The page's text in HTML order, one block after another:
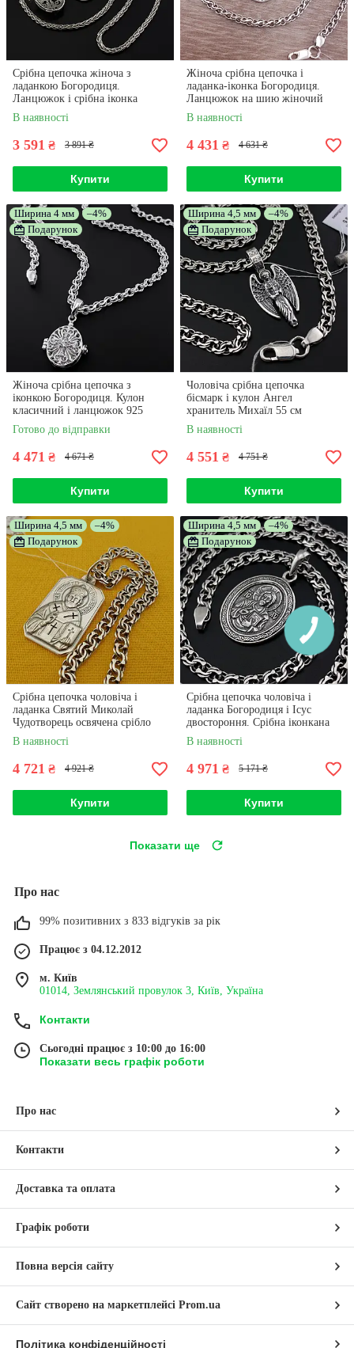
Срібна цепочка жіноча з
ладанкою Богородиця.
Ланцюжок і срібна іконка
жіноча відкривається. 45 см
В наявності
3 591 ₴ 3 891 ₴
Купити
Жіноча срібна цепочка і
ладанка-іконка Богородиця.
Ланцюжок на шию жіночий
Струмок 925 проби 50 см
В наявності
4 431 ₴ 4 631 ₴
Купити
Ширина 4 мм
–4%
Подарунок
Жіноча срібна цепочка з
іконкою Богородиця. Кулон
класичний і ланцюжок 925
проба 50 см
Готово до відправки
4 471 ₴ 4 671 ₴
Купити
Ширина 4,5 мм
–4%
Подарунок
Чоловіча срібна цепочка
бісмарк і кулон Ангел
хранитель Михаїл 55 см
В наявності
4 551 ₴ 4 751 ₴
Купити
Ширина 4,5 мм
–4%
Подарунок
Срібна цепочка чоловіча і
ладанка Святий Миколай
Чудотворець освячена срібло
925. Довжина 55 см
В наявності
4 721 ₴ 4 921 ₴
Купити
Ширина 4,5 мм
–4%
Подарунок
Срібна цепочка чоловіча і
ладанка Богородиця і Ісус
двостороння. Срібна іконкана
ланцюжку 925
В наявності
4 971 ₴ 5 171 ₴
Купити
Показати ще
Про нас
99% позитивних з 833 відгуків за рік
Працює з 04.12.2012
м. Київ
01014, Землянський провулок 3, Київ, Україна
Контакти
Сьогодні працює з 10:00 до 16:00
Показати весь графік роботи
Про нас
Контакти
Доставка та оплата
Графік роботи
Повна версія сайту
Сайт створено на маркетплейсі Prom.ua
Політика конфіденційності